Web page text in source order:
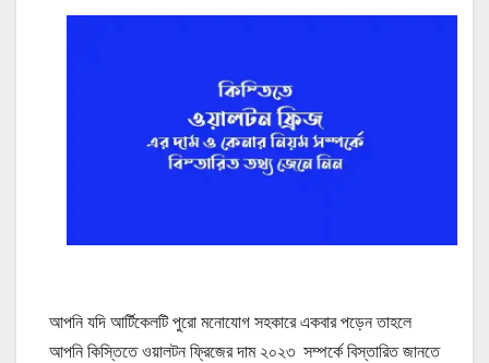
আপনি যদি আর্টিকেলটি পুরো মনোযোগ সহকারে একবার পড়েন তাহলে
আপনি কিস্তিতে ওয়ালটন ফ্রিজের দাম ২০২৩ সম্পর্কে বিস্তারিত জানতে